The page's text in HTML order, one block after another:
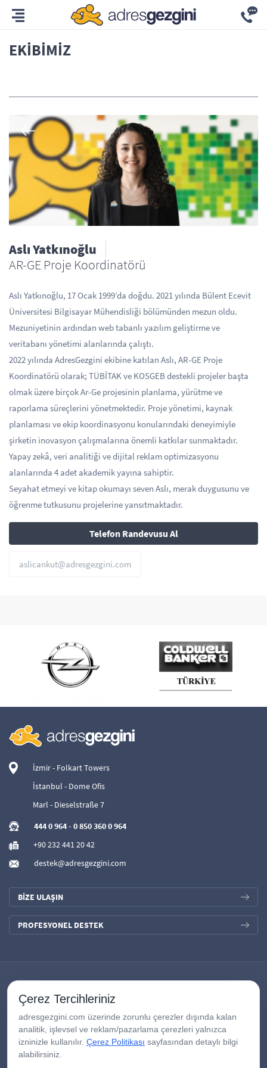
EKIBIMIZ
Aslı Yatkınoğlu
AR-GE Proje Koordinatörü
Aslı Yatkınoğlu, 17 Ocak 1999’da doğdu. 2021 yılında Bülent Ecevit
Üniversitesi Bilgisayar Mühendisliği bölümünden mezun oldu.
Mezuniyetinin ardından web tabanlı yazılım geliştirme ve
veritabanı yönetimi alanlarında çalıştı.
2022 yılında AdresGezgini ekibine katılan Aslı, AR-GE Proje
Koordinatörü olarak; TÜBİTAK ve KOSGEB destekli projeler başta
olmak üzere birçok Ar-Ge projesinin planlama, yürütme ve
raporlama süreçlerini yönetmektedir. Proje yönetimi, kaynak
planlaması ve ekip koordinasyonu konularındaki deneyimiyle
şirketin inovasyon çalışmalarına önemli katkılar sunmaktadır.
Yapay zekâ, veri analitiği ve dijital reklam optimizasyonu
alanlarında 4 adet akademik yayına sahiptir.
Seyahat etmeyi ve kitap okumayı seven Aslı, merak duygusunu ve
öğrenme tutkusunu projelerine yansıtmaktadır.
Telefon Randevusu Al
aslicankut@adresgezgini.com
İzmir - Folkart Towers
İstanbul - Dome Ofis
Marl - Dieselstraße 7
444 0 964- 0 850 360 0 964
+90 232 441 20 42
destek@adresgezgini.com
BİZE ULAŞIN
PROFESYONEL DESTEK
Çerez Tercihleriniz
adresgezgini.com üzerinde zorunlu çerezler dışında kalan
analitik, işlevsel ve reklam/pazarlama çerezleri yalnızca
izninizle kullanılır. Çerez Politikası sayfasından detaylı bilgi
alabilirsiniz.